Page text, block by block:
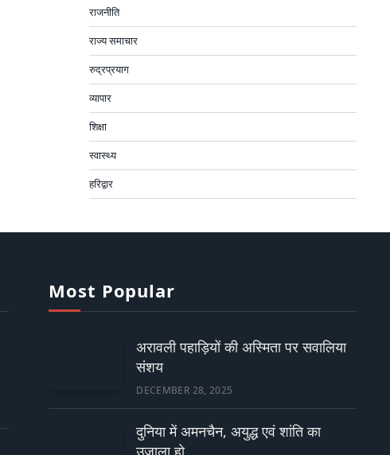
राजनीति
राज्य समाचार
रुद्रप्रयाग
व्यापार
शिक्षा
स्वास्थ्य
हरिद्वार
Most Popular
अरावली पहाड़ियों की अस्मिता पर सवालिया
संशय
DECEMBER 28, 2025
दुनिया में अमनचैन, अयुद्ध एवं शांति का
उजाला हो